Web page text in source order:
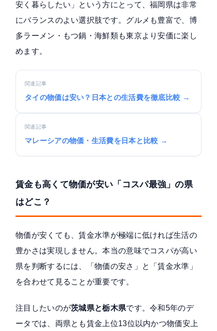
安く暮らしたい」という方にとって、福岡県は非常
にバランスのよい選択肢です。グルメも豊富で、博
多ラーメン・もつ鍋・海鮮類も東京より安価に楽し
めます。
関連記事
タイの物価は安い？日本との生活費を徹底比較 →
関連記事
マレーシアの物価・生活費を日本と比較 →
賃金も高くて物価が安い「コスパ最強」の県
はどこ？
物価が安くても、賃金水準が極端に低ければ生活の
豊かさは実現しません。本当の意味でコスパが高い
県を判断するには、「物価の安さ」と「賃金水準」
を合わせて見ることが重要です。
注目したいのが茨城県と栃木県です。令和5年のデ
ータでは、両県とも賃金上位13位以内かつ物価安上